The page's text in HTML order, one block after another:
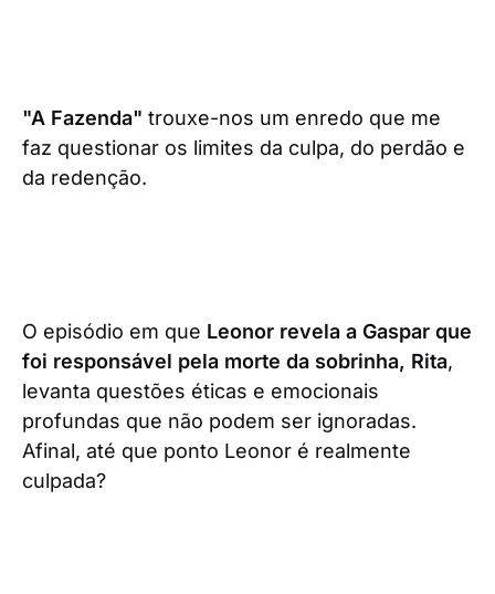
"A Fazenda" trouxe-nos um enredo que me
faz questionar os limites da culpa, do perdão e
da redenção.
O episódio em que Leonor revela a Gaspar que
foi responsável pela morte da sobrinha, Rita,
levanta questões éticas e emocionais
profundas que não podem ser ignoradas.
Afinal, até que ponto Leonor é realmente
culpada?